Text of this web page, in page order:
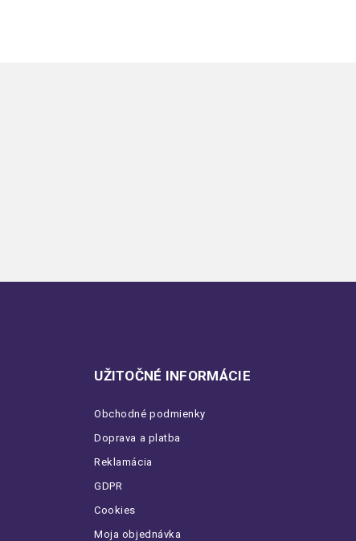
UŽITOČNÉ INFORMÁCIE
Obchodné podmienky
Doprava a platba
Reklamácia
GDPR
Cookies
Moja objednávka